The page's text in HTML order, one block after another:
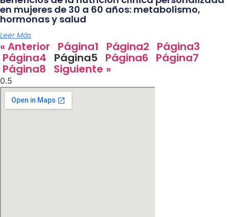
en mujeres de 30 a 60 años: metabolismo,
hormonas y salud
Leer Más
« Anterior Página1 Página2 Página3
Página4 Página5 Página6 Página7
Página8 Siguiente »